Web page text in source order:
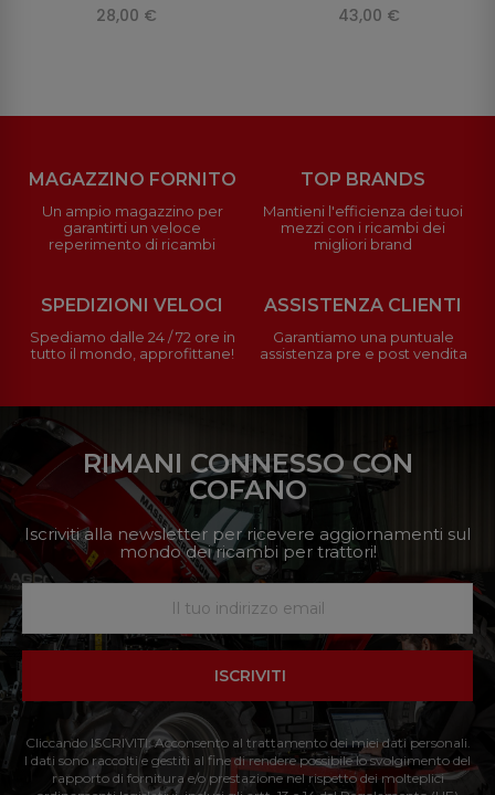
28,00 € 43,00 €
MAGAZZINO FORNITO
Un ampio magazzino per
garantirti un veloce
reperimento di ricambi
TOP BRANDS
Mantieni l'efficienza dei tuoi
mezzi con i ricambi dei
migliori brand
SPEDIZIONI VELOCI
Spediamo dalle 24 / 72 ore in
tutto il mondo, approfittane!
ASSISTENZA CLIENTI
Garantiamo una puntuale
assistenza pre e post vendita
RIMANI CONNESSO CON
COFANO
Iscriviti alla newsletter per ricevere aggiornamenti sul
mondo dei ricambi per trattori!
ISCRIVITI
Cliccando ISCRIVITI: Acconsento al trattamento dei miei dati personali.
I dati sono raccolti e gestiti al fine di rendere possibile lo svolgimento del
rapporto di fornitura e/o prestazione nel rispetto dei molteplici